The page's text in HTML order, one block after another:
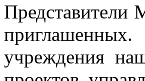
Представители
учреждения